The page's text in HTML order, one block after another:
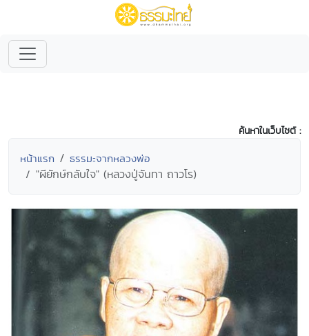
ค้นหาในเว็บไซต์ :
หน้าแรก ธรรมะจากหลวงพ่อ
"ผียักษ์กลับใจ" (หลวงปู่จันทา ถาวโร)